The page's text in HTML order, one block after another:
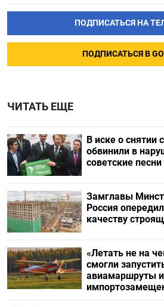
ПОДПИСАТЬСЯ НА
ПОДПИСАТЬСЯ В
ЧИТАТЬ ЕЩЕ
В иске о снятии
обвинили в
советские
Замглавы
Россия
качеству
«Летать не на
смогли
авиамаршруты